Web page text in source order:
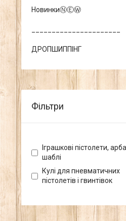
НовинкиⓃⒺⓌ
ДРОПШИППІНГ
Фільтри
Іграшкові пістолети,
шаблі
Кулі для пневматичних
пістолетів і гвинтівок